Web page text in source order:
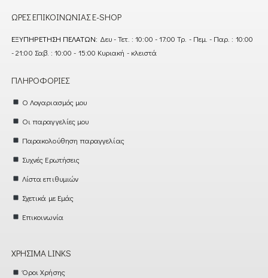
ΏΡΕΣ ΕΠΙΚΟΙΝΩΝΊΑΣ E-SHOP
ΕΞΥΠΗΡΈΤΗΣΗ ΠΕΛΑΤΏΝ: Δευ - Τετ. : 10:00 - 17:00 Τρ. - Πεμ. - Παρ. : 10:00
- 21:00 Σαβ. : 10:00 - 15:00 Κυριακή - κλειστά
ΠΛΗΡΟΦΟΡΊΕΣ
Ο Λογαριασμός μου
Οι παραγγελίες μου
Παρακολούθηση παραγγελίας
Συχνές Ερωτήσεις
Λίστα επιθυμιών
Σχετικά με Εμάς
Επικοινωνία
ΧΡΉΣΙΜΑ LINKS
Όροι Χρήσης